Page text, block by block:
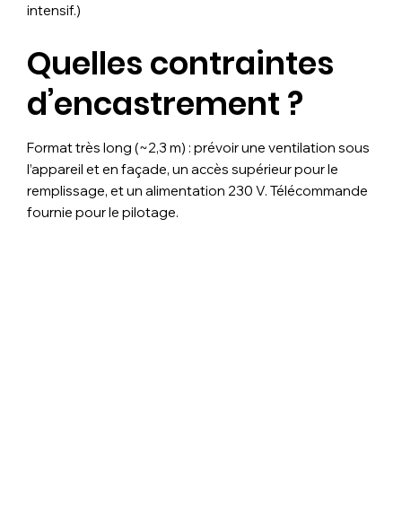
intensif.)
Quelles contraintes
d’encastrement ?
Format très long (~2,3 m) : prévoir une ventilation sous
l’appareil et en façade, un accès supérieur pour le
remplissage, et un alimentation 230 V. Télécommande
fournie pour le pilotage.